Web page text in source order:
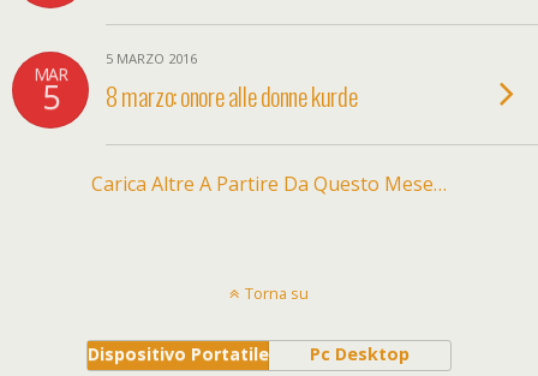
MAR
5
5 MARZO 2016
8 marzo: onore alle donne kurde
Carica Altre A Partire Da Questo Mese…
Torna su
Dispositivo Portatile Pc Desktop